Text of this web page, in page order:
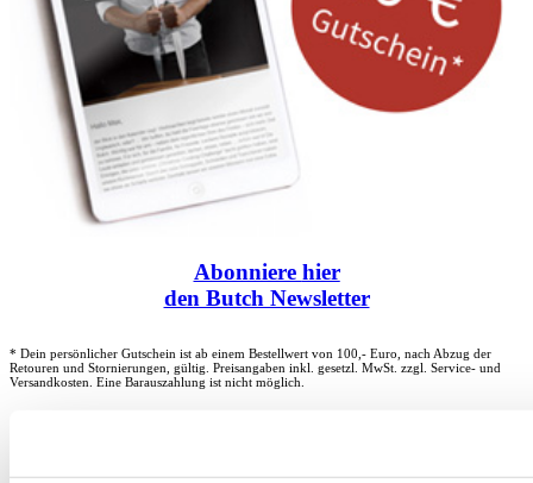
Abonniere hier
den Butch Newsletter
* Dein persönlicher Gutschein ist ab einem Bestellwert von 100,- Euro, nach Abzug der
Retouren und Stornierungen, gültig. Preisangaben inkl. gesetzl. MwSt. zzgl. Service- und
Versandkosten. Eine Barauszahlung ist nicht möglich.